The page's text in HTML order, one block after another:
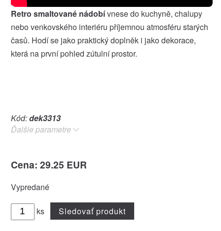
Retro smaltované nádobívnese do kuchyně, chalupy
nebo venkovského interiéru příjemnou atmosféru starých
časů. Hodí se jako praktický doplněk i jako dekorace,
která na první pohled zútulní prostor.
Kód:dek3313
Ďalšie parametre
Cena: 29.25 EUR
Vypredané
ks Sledovať produkt